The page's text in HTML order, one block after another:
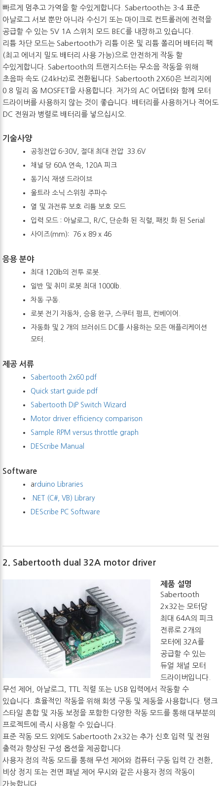
빠르게 멈추고 가역을 할 수있게합니다. Sabertooth는 3-4 표준
아날로그 서보 뿐만 아니라 수신기 또는 마이크로 컨트롤러에 전력을
공급할 수 있는 5V 1A 스위치 모드 BEC를 내장하고 있습니다.
리튬 차단 모드는 Sabertooth가 리튬 이온 및 리튬 폴리머 배터리 팩
(최고 에너지 밀도 배터리 사용 가능)으로 안전하게 작동 할
수있게합니다. Sabertooth의 트랜지스터는 무소음 작동을 위해
초음파 속도 (24kHz)로 전환됩니다. Sabertooth 2X60은 브리지에
0.8 밀리 옴 MOSFET을 사용합니다. 저가의 AC 어댑터와 함께 모터
드라이버를 사용하지 않는 것이 좋습니다. 배터리를 사용하거나 적어도
DC 전원과 병렬로 배터리를 넣으십시오.
기술사양
공칭전압 6-30V, 절대 최대 전압 33.6V
채널 당 60A 연속, 120A 피크
동기식 재생 드라이브
울트라 소닉 스위칭 주파수
열 및 과전류 보호 리튬 보호 모드
입력 모드 : 아날로그, R/C, 단순화 된 직렬, 패킷 화 된 Serial
사이즈(mm): 76 x 89 x 46
응용 분야
최대 120lb의 전투 로봇.
일반 및 취미 로봇 최대 1000lb.
차동 구동.
로봇 전기 자동차, 승용 완구, 스쿠터 펌프, 컨베이어.
자동화 및 2 개의 브러쉬드 DC를 사용하는 모든 애플리케이션
모터.
제공 서류
Sabertooth 2x60.pdf
Quick start guide.pdf
Sabertooth DIP Switch Wizard
Motor driver efficiency comparison
Sample RPM versus throttle graph
DEScribe Manual
Software
arduino Libraries
.NET (C#, VB) Library
DEScribe PC Software
2. Sabertooth dual 32A motor driver
제품 설명
Sabertooth
2x32는 모터당
최대 64A의 피크
전류로 2개의
모터에 32A를
공급할 수 있는
듀얼 채널 모터
드라이버입니다.
무선 제어, 아날로그, TTL 직렬 또는 USB 입력에서 작동할 수
있습니다. 효율적인 작동을 위해 회생 구동 및 제동을 사용합니다. 탱크
스타일 혼합 및 자동 보정을 포함한 다양한 작동 모드를 통해 대부분의
프로젝트에 즉시 사용할 수 있습니다.
표준 작동 모드 외에도 Sabertooth 2x32는 추가 신호 입력 및 전원
출력과 향상된 구성 옵션을 제공합니다.
사용자 정의 작동 모드를 통해 무선 제어와 컴퓨터 구동 입력 간 전환,
비상 정지 또는 전면 패널 제어 무시와 같은 사용자 정의 작동이
가능합니다.